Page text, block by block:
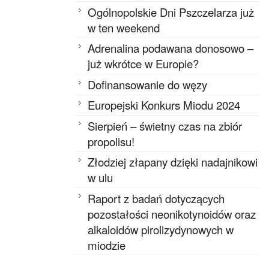
Ogólnopolskie Dni Pszczelarza już
w ten weekend
Adrenalina podawana donosowo –
już wkrótce w Europie?
Dofinansowanie do węzy
Europejski Konkurs Miodu 2024
Sierpień – świetny czas na zbiór
propolisu!
Złodziej złapany dzięki nadajnikowi
w ulu
Raport z badań dotyczących
pozostałości neonikotynoidów oraz
alkaloidów pirolizydynowych w
miodzie